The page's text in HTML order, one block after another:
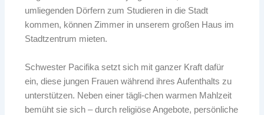
umliegenden Dörfern zum Studieren in die Stadt
kommen, können Zimmer in unserem großen Haus im
Stadtzentrum mieten.
Schwester Pacifika setzt sich mit ganzer Kraft dafür
ein, diese jungen Frauen während ihres Aufenthalts zu
unterstützen. Neben einer tägli-chen warmen Mahlzeit
bemüht sie sich – durch religiöse Angebote, persönliche